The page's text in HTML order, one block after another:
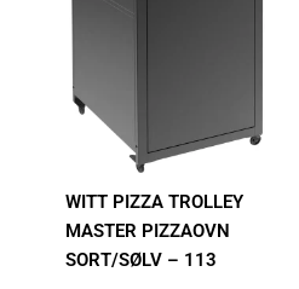
WITT PIZZA TROLLEY
MASTER PIZZAOVN
SORT/SØLV – 113